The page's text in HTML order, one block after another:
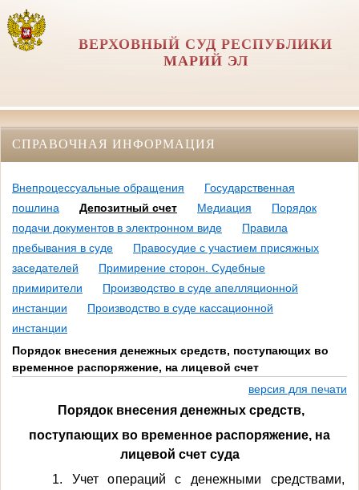
ВЕРХОВНЫЙ СУД РЕСПУБЛИКИ
МАРИЙ ЭЛ
СПРАВОЧНАЯ ИНФОРМАЦИЯ
Внепроцессуальные обращения
Государственная
пошлина
Депозитный счет Медиация
Порядок
подачи документов в электронном виде
Правила
пребывания в суде
Правосудие с участием присяжных
заседателей
Примирение сторон. Судебные
примирители
Производство в суде апелляционной
инстанции
Производство в суде кассационной
инстанции
Порядок внесения денежных средств, поступающих во
временное распоряжение, на лицевой счет
версия для печати
Порядок внесения денежных средств,
поступающих во временное распоряжение, на
лицевой счет суда
1. Учет операций с денежными средствами,